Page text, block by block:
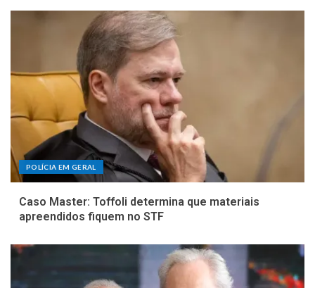
POLÍCIA EM GERAL
Caso Master: Toffoli determina que materiais
apreendidos fiquem no STF